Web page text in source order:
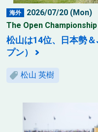
海外
2026/07/20 (Mon)
The Open
松山は14位、日本勢
プン）
松山 英樹